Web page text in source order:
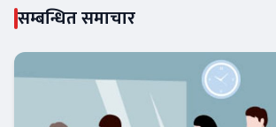
सम्बन्धित समाचार